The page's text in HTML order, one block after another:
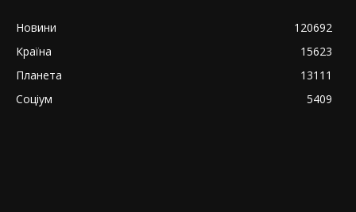
Новини
120692
Країна
15623
Планета
13111
Соціум
5409